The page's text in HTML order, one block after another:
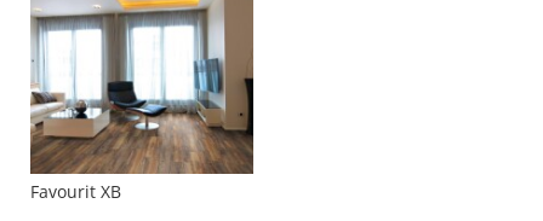
Favourit XB